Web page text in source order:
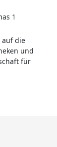
auf die
und
für